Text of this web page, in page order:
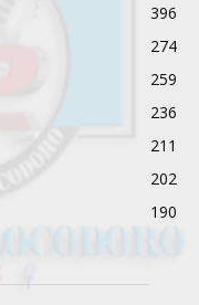
396
274
259
236
211
202
190